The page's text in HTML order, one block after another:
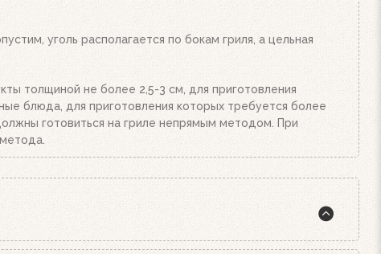
уголь располагается по бокам гриля, а цельная
толщиной не более 2,5-3 см, для приготовления
блюда, для приготовления которых требуется более
готовиться на гриле непрямым методом. При